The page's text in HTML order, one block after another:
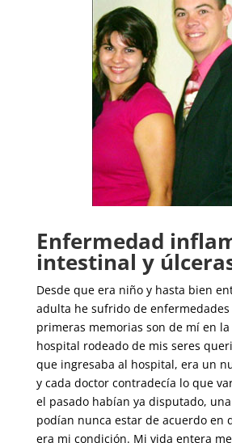
Enfermedad
intestinal y
Desde que era niño y hasta bien
adulta he sufrido de enfermedades
primeras memorias son de mí en
hospital rodeado de mis seres
que ingresaba al hospital, era un
y cada doctor contradecía lo que
el pasado habían ya disputado,
podían nunca estar de acuerdo en
era mi condición. Mi vida entera